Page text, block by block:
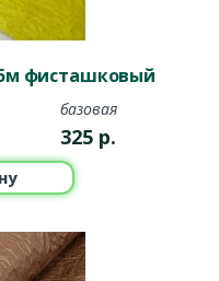
фисташковый
базовая
325 р.